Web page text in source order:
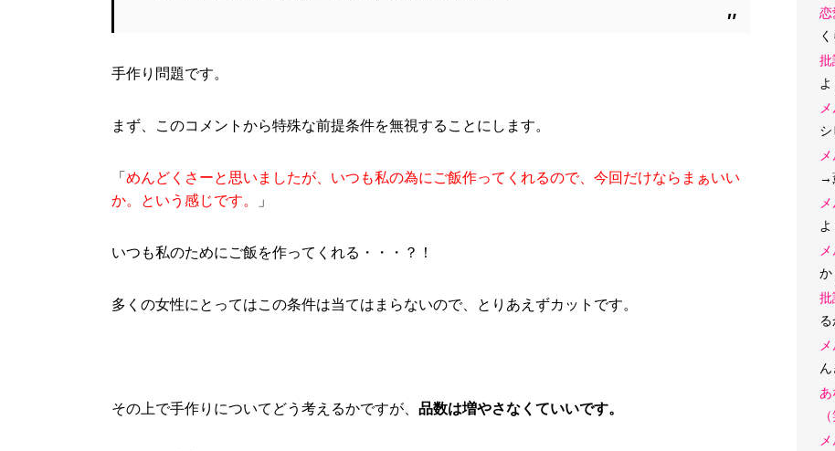
手作り問題です。
まず、このコメントから特殊な前提条件を無視することにします。
「 めんどくさーと思いましたが、いつも私の為にご飯作ってくれるので、今回だけならまぁいい
か。という感じです。
」
いつも私のためにご飯を作ってくれる・・・？！
多くの女性にとってはこの条件は当てはまらないので、とりあえずカットです。
その上で手作りについてどう考えるかですが、 品数は増やさなくていいです。
恋
批
よ
シ
→
よ
か
批